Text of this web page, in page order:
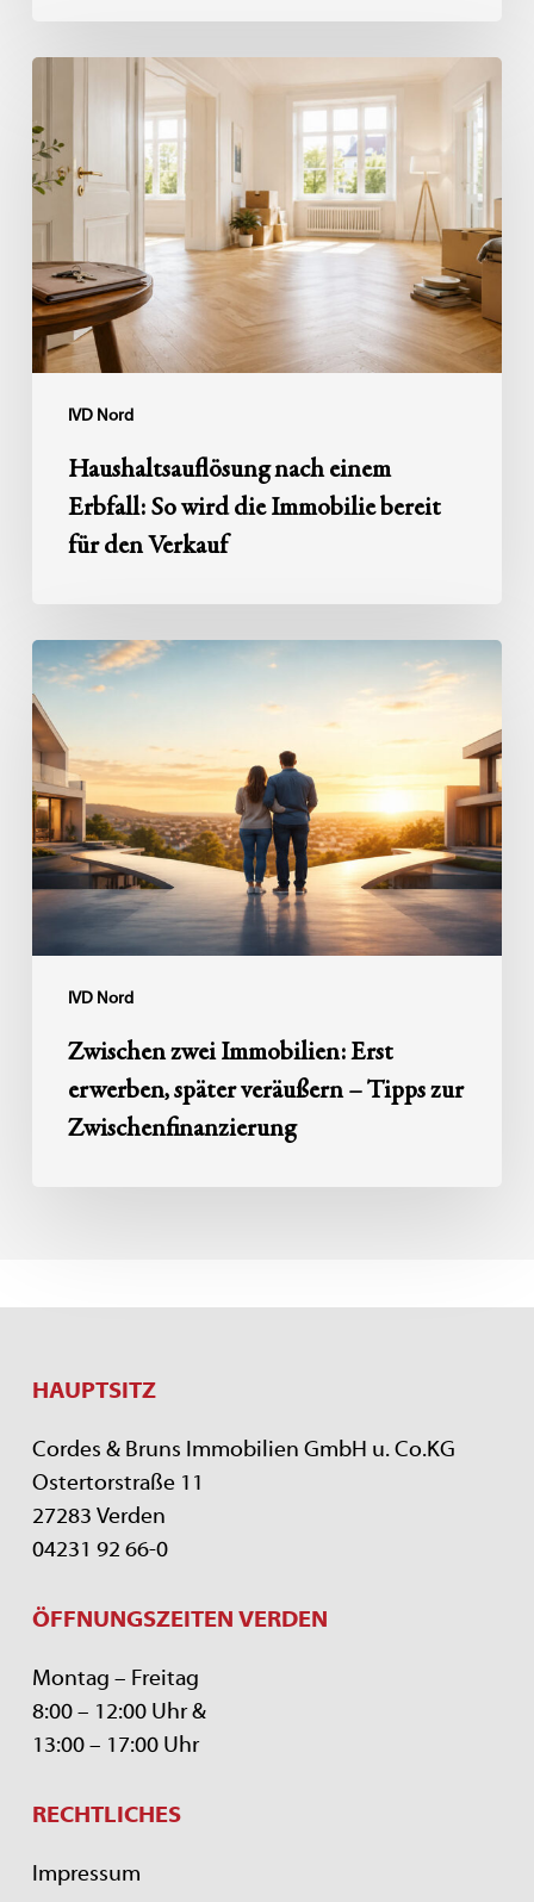
IVD Nord
Haushaltsauflösung
einem
Erbfall:
die
Immobilie
bereit
für
Haushaltsauflösung nach einem
Erbfall: So wird die Immobilie bereit
für den Verkauf
IVD Nord
Zwischen
zwei
Immobilien:
Erst
erwerben,
später
veräußern
–
Tipps
zur
Zwischenfinanzierung
Zwischen zwei Immobilien: Erst
erwerben, später veräußern – Tipps zur
Zwischenfinanzierung
HAUPTSITZ
Cordes & Bruns Immobilien GmbH u. Co.KG
Ostertorstraße 11
27283 Verden
04231 92 66-0
ÖFFNUNGSZEITEN VERDEN
Montag – Freitag
8:00 – 12:00 Uhr &
13:00 – 17:00 Uhr
RECHTLICHES
Impressum